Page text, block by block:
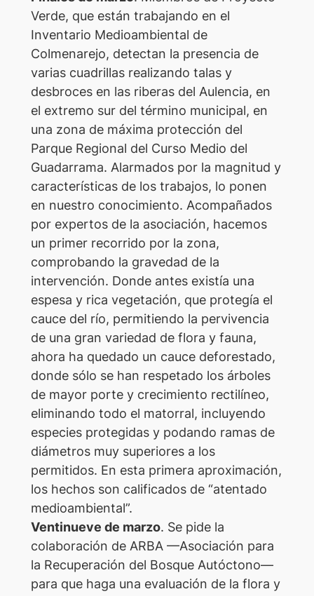
Verde, que están trabajando en el
Inventario Medioambiental de
Colmenarejo, detectan la presencia de
varias cuadrillas realizando talas y
desbroces en las riberas del Aulencia, en
el extremo sur del término municipal, en
una zona de máxima protección del
Parque Regional del Curso Medio del
Guadarrama. Alarmados por la magnitud y
características de los trabajos, lo ponen
en nuestro conocimiento. Acompañados
por expertos de la asociación, hacemos
un primer recorrido por la zona,
comprobando la gravedad de la
intervención. Donde antes existía una
espesa y rica vegetación, que protegía el
cauce del río, permitiendo la pervivencia
de una gran variedad de flora y fauna,
ahora ha quedado un cauce deforestado,
donde sólo se han respetado los árboles
de mayor porte y crecimiento rectilíneo,
eliminando todo el matorral, incluyendo
especies protegidas y podando ramas de
diámetros muy superiores a los
permitidos. En esta primera aproximación,
los hechos son calificados de “atentado
medioambiental”.
Ventinueve de marzo. Se pide la
colaboración de ARBA —Asociación para
la Recuperación del Bosque Autóctono—
para que haga una evaluación de la flora y